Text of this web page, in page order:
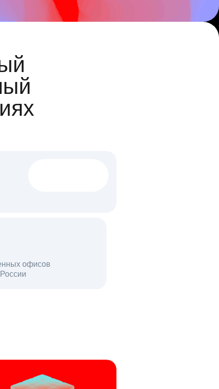
офисов
пользователей в день